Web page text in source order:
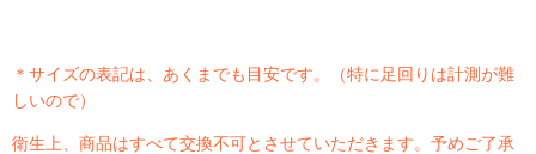
＊サイズの表記は、あくまでも目安です。（特に足回りは計測が難
しいので）
衛生上、商品はすべて交換不可とさせていただきます。予めご了承